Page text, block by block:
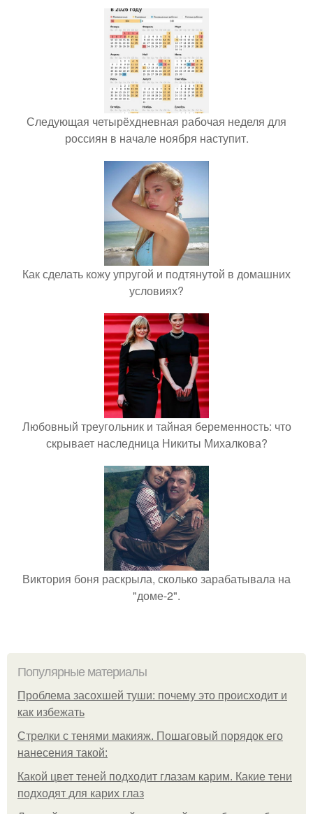
Следующая четырёхдневная рабочая неделя для
россиян в начале ноября наступит.
Как сделать кожу упругой и подтянутой в домашних
условиях?
Любовный треугольник и тайная беременность: что
скрывает наследница Никиты Михалкова?
Виктория боня раскрыла, сколько зарабатывала на
"доме-2".
Популярные материалы
Проблема засохшей туши: почему это происходит и
как избежать
Стрелки с тенями макияж. Пошаговый порядок его
нанесения такой:
Какой цвет теней подходит глазам карим. Какие тени
подходят для карих глаз